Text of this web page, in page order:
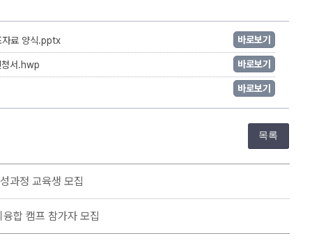
료 양식.pptx 바로보기
서.hwp 바로보기
바로보기
목록
과정 교육생 모집
합 캠프 참가자 모집